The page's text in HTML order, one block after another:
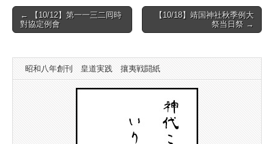
Post
navigation
← 【10/12】第一一三二囘時
對協定例會
【10/18】靖国神社秋季例大
祭当日祭 →
昭和八年創刊 皇道実践 攘夷戦闘紙